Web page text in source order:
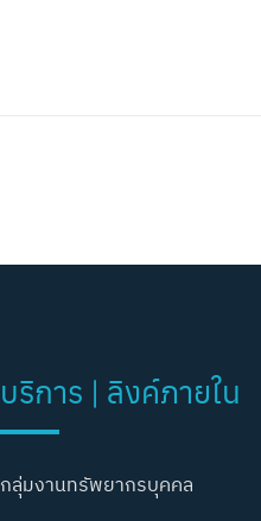
บริการ | ลิงค์ภายใน
กลุ่มงานทรัพยากรบุคคล